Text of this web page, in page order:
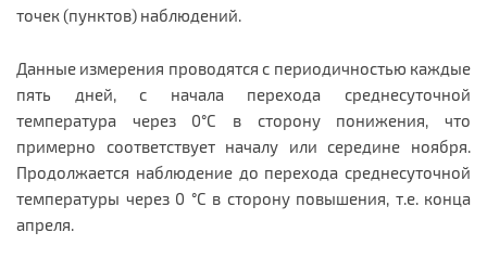
точек (пунктов) наблюдений.
Данные измерения проводятся с периодичностью каждые
пять дней, с начала перехода среднесуточной
температура через 0°С в сторону понижения, что
примерно соответствует началу или середине ноября.
Продолжается наблюдение до перехода среднесуточной
температуры через 0 °С в сторону повышения, т.е. конца
апреля.